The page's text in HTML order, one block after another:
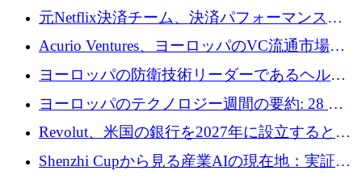
適化プラットフォームを拡張するために 600
万ユーロを調達
元Netflix決済チーム、決済パフォーマンスプ
ラットフォームNopanのためにこれまでに720
万ユーロを調達
Acurio Ventures、ヨーロッパのVC流通市場の
流動性を解放するために1億1,500万ユーロの
ファンドを立ち上げる
ヨーロッパの防衛技術リーダーであるヘルシ
ングは、180億ドルの評価額で18億ドルのシリ
ヨーロッパのテクノロジー週間の要約: 28 億
ユーロを超える 70 以上のテクノロジー資金調
Revolut、米国の銀行を2027年に設立すると米
国の社長が語る
Shenzhi Cupから見る産業AIの現在地：実証と